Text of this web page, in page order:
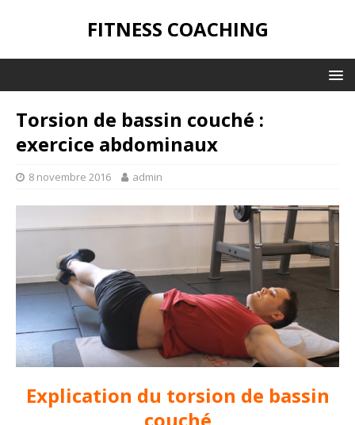
FITNESS COACHING
Torsion de bassin couché :
exercice abdominaux
8 novembre 2016 admin
Explication du torsion de bassin
couché